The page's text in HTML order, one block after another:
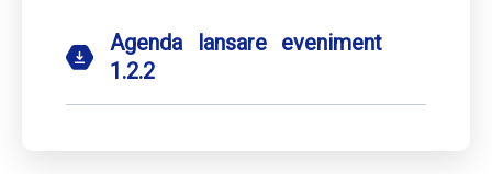
Agenda lansare eveniment
1.2.2